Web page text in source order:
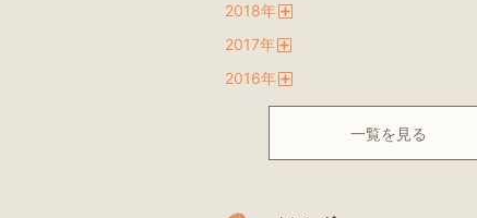
2018年
2017年
2016年
一覧を見る